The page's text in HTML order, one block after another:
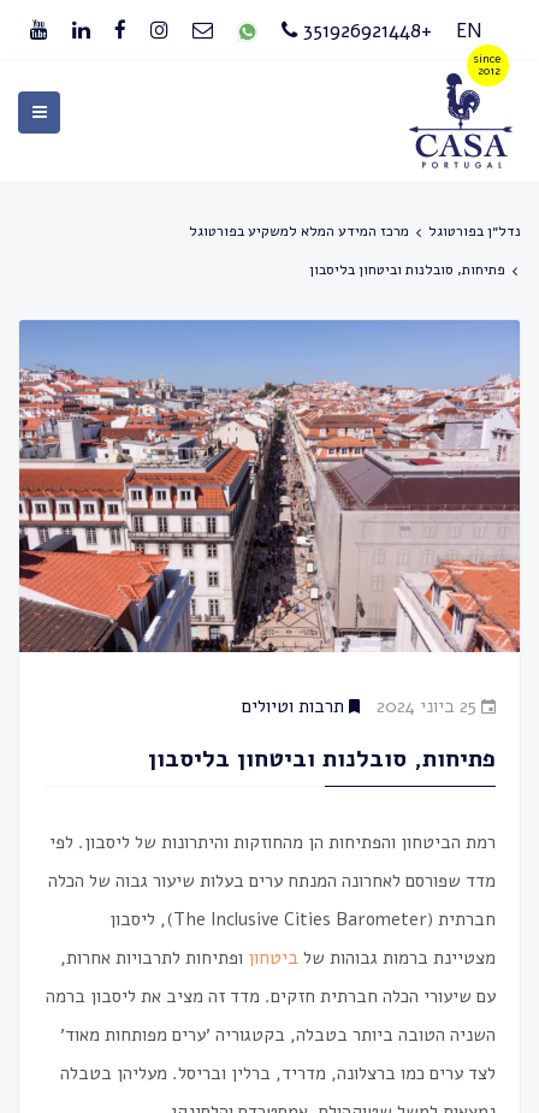
EN
+351926921448
נדל״ן בפורטוגל
מרכז המידע המלא למשקיע בפורטוגל
פתיחות, סובלנות וביטחון בליסבון
25 ביוני 2024 תרבות וטיולים
פתיחות, סובלנות וביטחון בליסבון
רמת הביטחון והפתיחות הן מהחוזקות והיתרונות של ליסבון. לפי
מדד שפורסם לאחרונה המנתח ערים בעלות שיעור גבוה של הכלה
חברתית (The Inclusive Cities Barometer), ליסבון
מצטיינת ברמות גבוהות של ביטחון ופתיחות לתרבויות אחרות,
עם שיעורי הכלה חברתית חזקים. מדד זה מציב את ליסבון ברמה
השניה הטובה ביותר בטבלה, בקטגוריה ׳ערים מפותחות מאוד׳
לצד ערים כמו ברצלונה, מדריד, ברלין ובריסל. מעליהן בטבלה